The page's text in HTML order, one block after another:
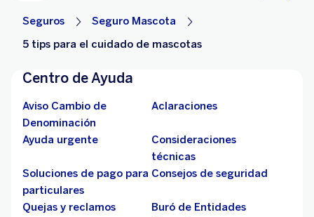
Seguros
Seguro Mascota
5 tips para el cuidado de mascotas
Centro de Ayuda
Aviso Cambio de
Denominación
Aclaraciones
Ayuda urgente
Consideraciones
técnicas
Soluciones de pago para
particulares
Consejos de seguridad
Quejas y reclamos
Buró de Entidades